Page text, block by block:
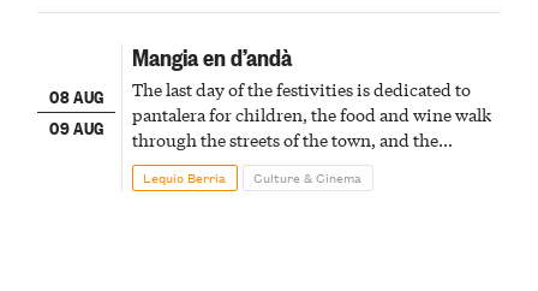
08 AUG
09 AUG
Mangia en d’andà
The last day of the festivities is dedicated to
pantalera for children, the food and wine walk
through the streets of the town, and the
fireworks finale
Lequio Berria Culture & Cinema